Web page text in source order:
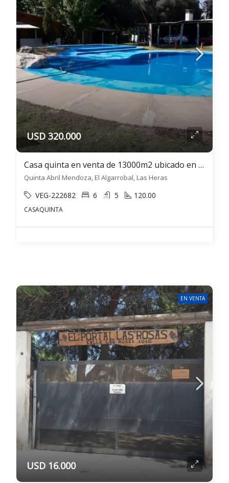
USD 320.000
Casa quinta en venta de 13000m2 ubicado en El Algarrobal
Quinta Abril Mendoza, El Algarrobal, Las Heras
VEG-222682 6 5 120.00
CASAQUINTA
EN VENTA
USD 16.000